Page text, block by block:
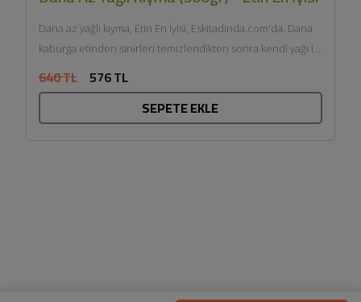
Dana az yağlı kıyma, Etin En İyisi, Eskitadinda.com'da. Dana
kaburga etinden sinirleri temizlendikten sonra kendi yağı ile
640 TL 576 TL
SEPETE EKLE